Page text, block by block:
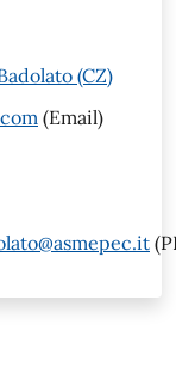
(CZ)
(Email)